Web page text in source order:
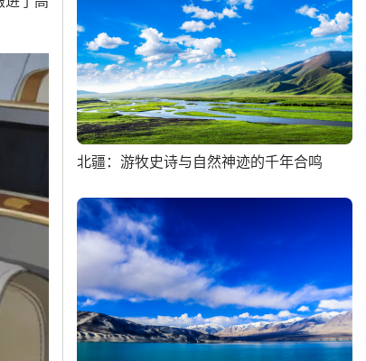
北疆：游牧史诗与自然神迹的千年合鸣